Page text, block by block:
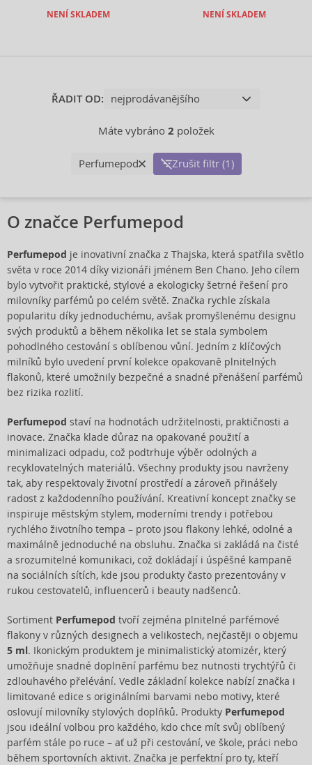
NENÍ SKLADEM NENÍ SKLADEM
ŘADIT OD:
Máte vybráno 2 položek
Perfumepod Zrušit filtr (1)
O značce Perfumepod
Perfumepod je inovativní značka z Thajska, která spatřila světlo
světa v roce 2014 díky vizionáři jménem Ben Chano. Jeho cílem
bylo vytvořit praktické, stylové a ekologicky šetrné řešení pro
milovníky parfémů po celém světě. Značka rychle získala
popularitu díky jednoduchému, avšak promyšlenému designu
svých produktů a během několika let se stala symbolem
pohodlného cestování s oblíbenou vůní. Jedním z klíčových
milníků bylo uvedení první kolekce opakovaně plnitelných
flakonů, které umožnily bezpečné a snadné přenášení parfémů
bez rizika rozlití.
Perfumepod staví na hodnotách udržitelnosti, praktičnosti a
inovace. Značka klade důraz na opakované použití a
minimalizaci odpadu, což podtrhuje výběr odolných a
recyklovatelných materiálů. Všechny produkty jsou navrženy
tak, aby respektovaly životní prostředí a zároveň přinášely
radost z každodenního používání. Kreativní koncept značky se
inspiruje městským stylem, moderními trendy i potřebou
rychlého životního tempa – proto jsou flakony lehké, odolné a
maximálně jednoduché na obsluhu. Značka si zakládá na čisté
a srozumitelné komunikaci, což dokládají i úspěšné kampaně
na sociálních sítích, kde jsou produkty často prezentovány v
rukou cestovatelů, influencerů i beauty nadšenců.
Sortiment Perfumepod tvoří zejména plnitelné parfémové
flakony v různých designech a velikostech, nejčastěji o objemu
5 ml. Ikonickým produktem je minimalistický atomizér, který
umožňuje snadné doplnění parfému bez nutnosti trychtýřů či
zdlouhavého přelévání. Vedle základní kolekce nabízí značka i
limitované edice s originálními barvami nebo motivy, které
oslovují milovníky stylových doplňků. Produkty Perfumepod
jsou ideální volbou pro každého, kdo chce mít svůj oblíbený
parfém stále po ruce – ať už při cestování, ve škole, práci nebo
během sportovních aktivit. Značka je perfektní pro ty, kteří